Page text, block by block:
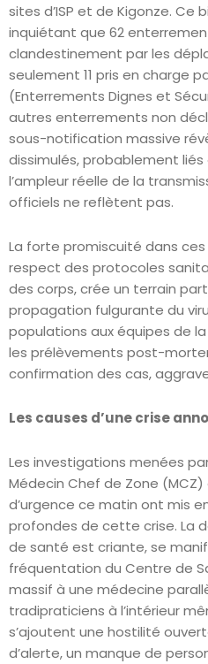
sites d’ISP et de Kigonze. Ce
inquiétant que 62
clandestinement par les
seulement 11 pris en charge
(Enterrements Dignes et
autres enterrements non
sous-notification massive
dissimulés, probablement
l’ampleur réelle de la
officiels ne reflètent pas.
La forte promiscuité dans
respect des protocoles
des corps, crée un terrain
propagation fulgurante du
populations aux équipes de
les prélèvements post-
confirmation des cas,
Les causes d’une crise
Les investigations menées
Médecin Chef de Zone (MCZ)
d’urgence ce matin ont mis
profondes de cette crise. La
de santé est criante, se
fréquentation du Centre de
massif à une médecine
tradipraticiens à l’intérieur
s’ajoutent une hostilité
d’alerte, un manque de